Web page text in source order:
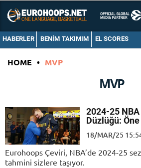
HABERLER BENIM TAKIMIM EL SCORES
HOME • MVP
MVP
2024-25
Düzlüğü:
18/MAR/25
Eurohoops Çeviri, NBA’de 2024-25
tahmini sizlere taşıyor.